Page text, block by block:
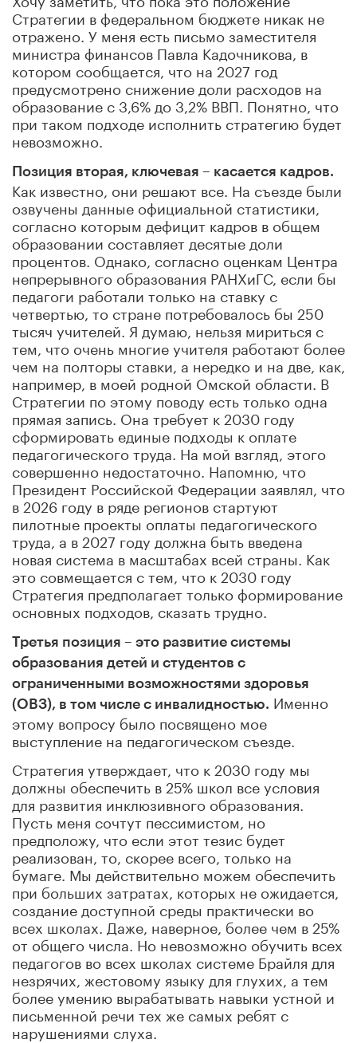
Стратегии в федеральном бюджете никак не
отражено. У меня есть письмо заместителя
министра финансов Павла Кадочникова, в
котором сообщается, что на 2027 год
предусмотрено снижение доли расходов на
образование с 3,6% до 3,2% ВВП. Понятно, что
при таком подходе исполнить стратегию будет
невозможно.
Позиция вторая, ключевая – касается кадров.
Как известно, они решают все. На съезде были
озвучены данные официальной статистики,
согласно которым дефицит кадров в общем
образовании составляет десятые доли
процентов. Однако, согласно оценкам Центра
непрерывного образования РАНХиГС, если бы
педагоги работали только на ставку с
четвертью, то стране потребовалось бы 250
тысяч учителей. Я думаю, нельзя мириться с
тем, что очень многие учителя работают более
чем на полторы ставки, а нередко и на две, как,
например, в моей родной Омской области. В
Стратегии по этому поводу есть только одна
прямая запись. Она требует к 2030 году
сформировать единые подходы к оплате
педагогического труда. На мой взгляд, этого
совершенно недостаточно. Напомню, что
Президент Российской Федерации заявлял, что
в 2026 году в ряде регионов стартуют
пилотные проекты оплаты педагогического
труда, а в 2027 году должна быть введена
новая система в масштабах всей страны. Как
это совмещается с тем, что к 2030 году
Стратегия предполагает только формирование
основных подходов, сказать трудно.
Третья позиция – это развитие системы
образования детей и студентов с
ограниченными возможностями здоровья
(ОВЗ), в том числе с инвалидностью. Именно
этому вопросу было посвящено мое
выступление на педагогическом съезде.
Стратегия утверждает, что к 2030 году мы
должны обеспечить в 25% школ все условия
для развития инклюзивного образования.
Пусть меня сочтут пессимистом, но
предположу, что если этот тезис будет
реализован, то, скорее всего, только на
бумаге. Мы действительно можем обеспечить
при больших затратах, которых не ожидается,
создание доступной среды практически во
всех школах. Даже, наверное, более чем в 25%
от общего числа. Но невозможно обучить всех
педагогов во всех школах системе Брайля для
незрячих, жестовому языку для глухих, а тем
более умению вырабатывать навыки устной и
письменной речи тех же самых ребят с
нарушениями слуха.